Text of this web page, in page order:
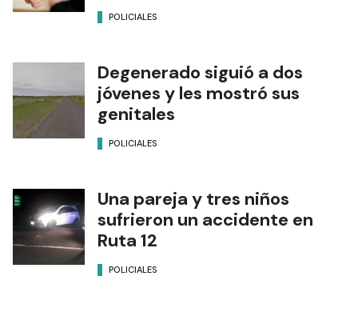
POLICIALES
Degenerado siguió a dos
jóvenes y les mostró sus
genitales
POLICIALES
Una pareja y tres niños
sufrieron un accidente en
Ruta 12
POLICIALES